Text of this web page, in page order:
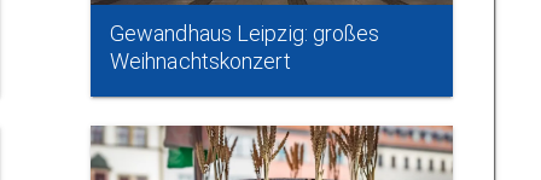
Gewandhaus Leipzig: großes
Weihnachtskonzert